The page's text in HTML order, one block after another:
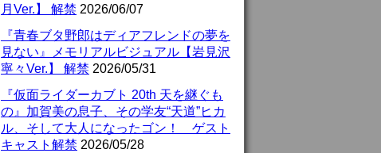
月Ver.】 解禁 2026/06/07
『青春ブタ野郎はディアフレンドの夢を
見ない』メモリアルビジュアル【岩見沢
寧々Ver.】 解禁 2026/05/31
『仮面ライダーカブト 20th 天を継ぐも
の』加賀美の息子、その学友“天道”ヒカ
ル、そして大人になったゴン！ ゲスト
キャスト解禁 2026/05/28